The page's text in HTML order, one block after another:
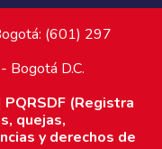
(601) 297
Bogotá D.C.
PQRSDF (Registra
quejas,
y derechos de